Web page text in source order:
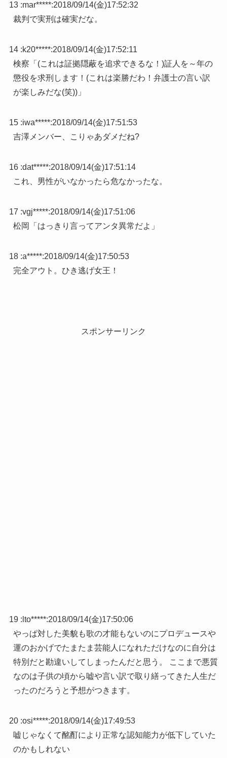
13 :mar*****:2018/09/14(金)17:52:32
裁判で実刑は確実だな。
14 :k20*****:2018/09/14(金)17:52:11
検察「(これは証拠隠蔽を追求できるな！)証人を～年の
懲役を求刑します！(これは楽勝だわ！弁護士の言い訳
が楽しみだな(笑))」
15 :iwa*****:2018/09/14(金)17:51:53
吉澤メンバー、こりゃあダメだね?
16 :dat*****:2018/09/14(金)17:51:14
これ、男性がいなかったら危なかったな。
17 :vgj*****:2018/09/14(金)17:51:06
松岡「はっきり言ってアンタ異常だよ」
18 :a*****:2018/09/14(金)17:50:53
完全アウト。ひき逃げ女王！
スポンサーリンク
19 : lto*****:2018/09/14(金)17:50:06
やっぱ対した美貌も歌の才能もないのにプロデュースや
運のおかげでたまたま芸能人になれただけなのに自分は
特別だと勘違いしてしまったんだと思う。 ここまで悪質
なのは子供の頃から嘘や言い訳で取り繕ってきた人生だ
ったのだろうと予想がつきます。
20 :osi*****:2018/09/14(金)17:49:53
嘘じゃなくて酩酊により正常な認知能力が低下していた
のかもしれない